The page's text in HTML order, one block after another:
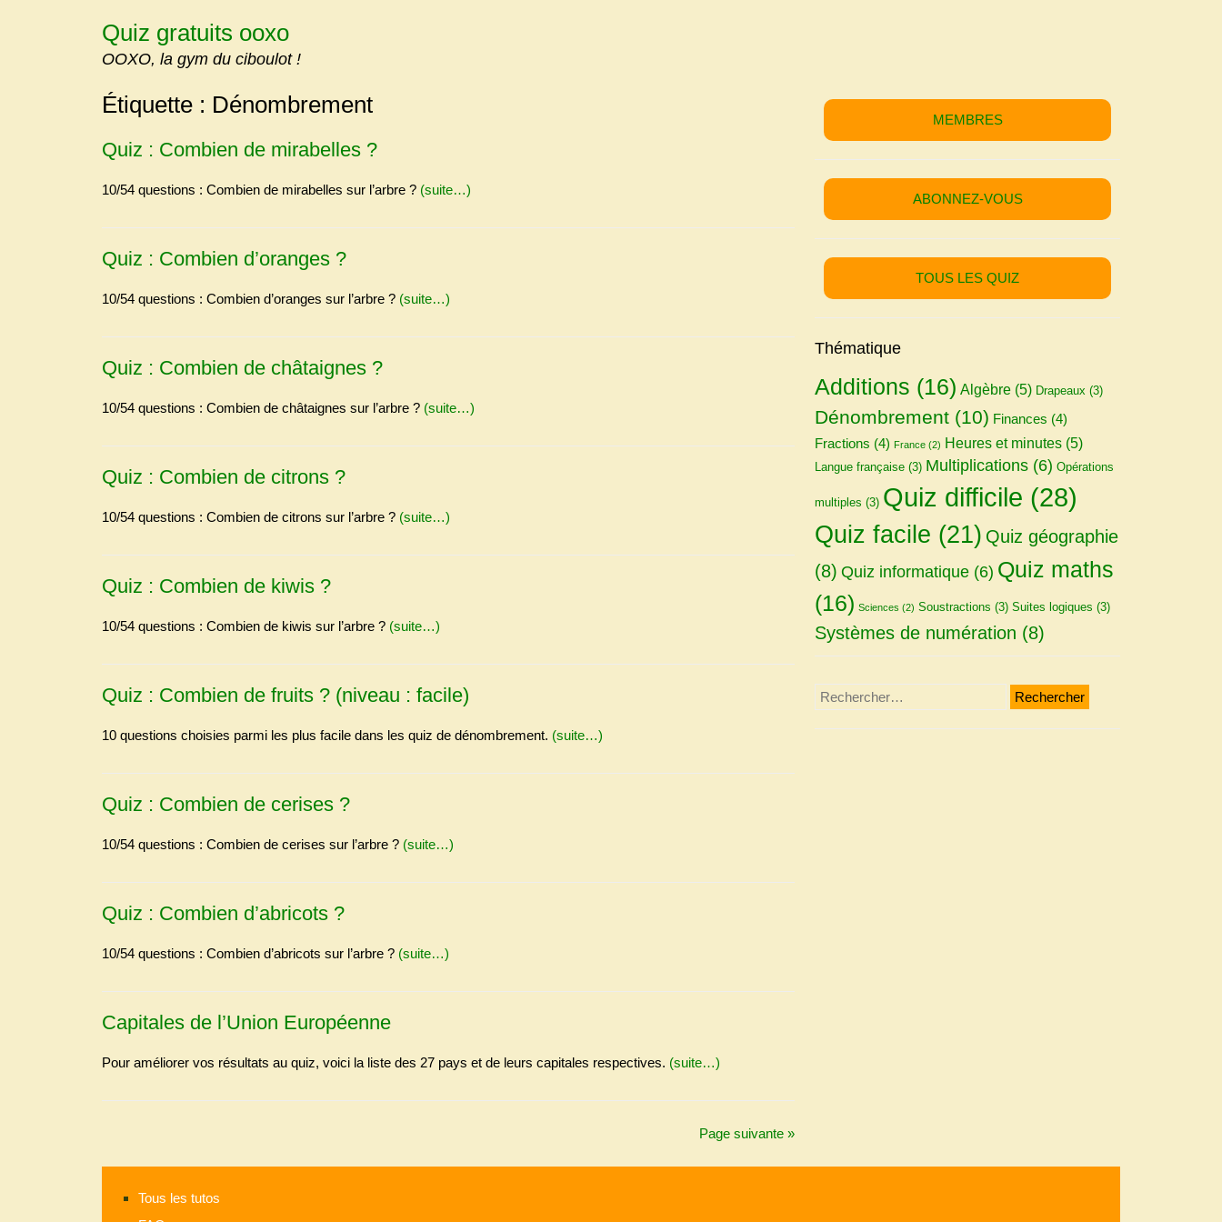
Quiz gratuits ooxo
OOXO, la gym du ciboulot !
Étiquette : Dénombrement
Quiz : Combien de mirabelles ?
10/54 questions : Combien de mirabelles sur l’arbre ? (suite…)
Quiz : Combien d’oranges ?
10/54 questions : Combien d’oranges sur l’arbre ? (suite…)
Quiz : Combien de châtaignes ?
10/54 questions : Combien de châtaignes sur l’arbre ? (suite…)
Quiz : Combien de citrons ?
10/54 questions : Combien de citrons sur l’arbre ? (suite…)
Quiz : Combien de kiwis ?
10/54 questions : Combien de kiwis sur l’arbre ? (suite…)
Quiz : Combien de fruits ? (niveau : facile)
10 questions choisies parmi les plus facile dans les quiz de dénombrement. (suite…)
Quiz : Combien de cerises ?
10/54 questions : Combien de cerises sur l’arbre ? (suite…)
Quiz : Combien d’abricots ?
10/54 questions : Combien d’abricots sur l’arbre ? (suite…)
Capitales de l’Union Européenne
Pour améliorer vos résultats au quiz, voici la liste des 27 pays et de leurs capitales respectives. (suite…)
Page suivante »
MEMBRES
ABONNEZ-VOUS
TOUS LES QUIZ
Thématique
Additions (16) Algèbre (5) Drapeaux (3)
Dénombrement (10) Finances (4)
Fractions (4) France (2) Heures et minutes (5)
Langue française (3) Multiplications (6) Opérations
multiples (3) Quiz difficile (28)
Quiz facile (21) Quiz géographie
(8) Quiz informatique (6) Quiz maths
(16) Sciences (2) Soustractions (3) Suites logiques (3)
Systèmes de numération (8)
Rechercher :
Tous les tutos